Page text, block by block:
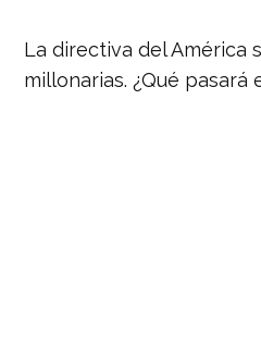
La directiva del América
millonarias. ¿Qué pasará